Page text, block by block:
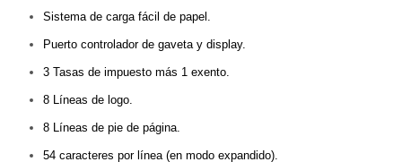
Sistema de carga fácil de papel.
Puerto controlador de gaveta y display.
3 Tasas de impuesto más 1 exento.
8 Líneas de logo.
8 Líneas de pie de página.
54 caracteres por línea (en modo expandido).